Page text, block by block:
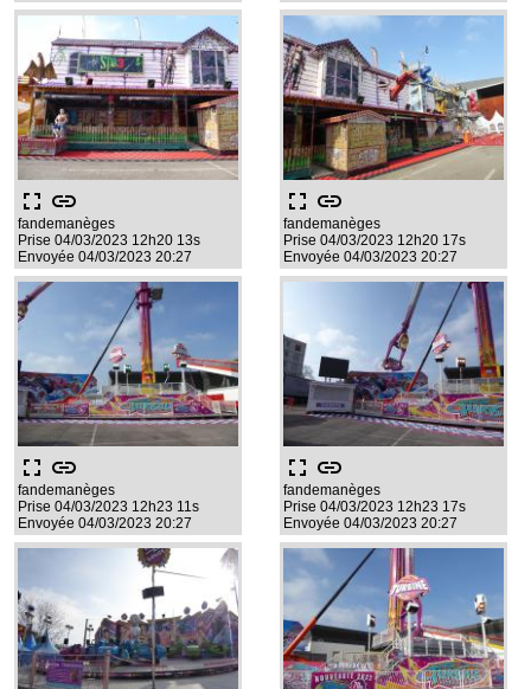
fullscreen link
fandemanèges
Prise 04/03/2023 12h20 13s
Envoyée 04/03/2023 20:27
fullscreen link
fandemanèges
Prise 04/03/2023 12h20 17s
Envoyée 04/03/2023 20:27
fullscreen link
fandemanèges
Prise 04/03/2023 12h23 11s
Envoyée 04/03/2023 20:27
fullscreen link
fandemanèges
Prise 04/03/2023 12h23 17s
Envoyée 04/03/2023 20:27